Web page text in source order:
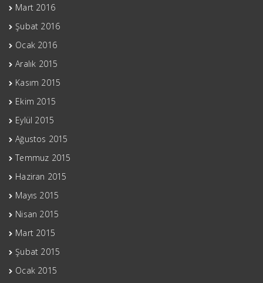
Mart 2016
Şubat 2016
Ocak 2016
Aralık 2015
Kasım 2015
Ekim 2015
Eylül 2015
Ağustos 2015
Temmuz 2015
Haziran 2015
Mayıs 2015
Nisan 2015
Mart 2015
Şubat 2015
Ocak 2015